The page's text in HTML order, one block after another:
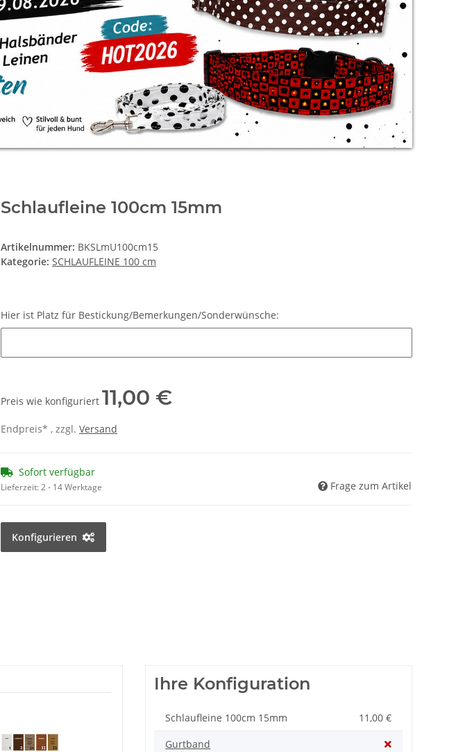
Schlaufleine 100cm 15mm
Artikelnummer: BKSLmU100cm15
Kategorie: SCHLAUFLEINE 100 cm
Hier ist Platz für Bestickung/Bemerkungen/Sonderwünsche:
Preis wie konfiguriert 11,00 €
Endpreis* , zzgl. Versand
Sofort verfügbar
Lieferzeit:2 - 14 Werktage Frage zum Artikel
Konfigurieren
Ihre Konfiguration
Schlaufleine 100cm 15mm
11,00 €
Gurtband